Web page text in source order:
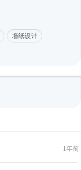
墙纸设计
1年前